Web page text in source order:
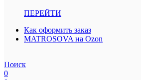
ПЕРЕЙТИ
Как оформить заказ
MATROSOVA на Ozon
Поиск
0